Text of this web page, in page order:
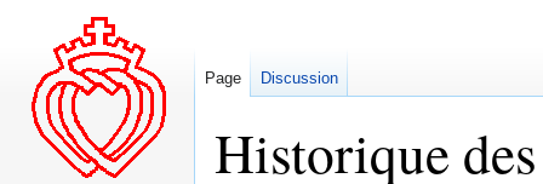
Historique
Page Discussion